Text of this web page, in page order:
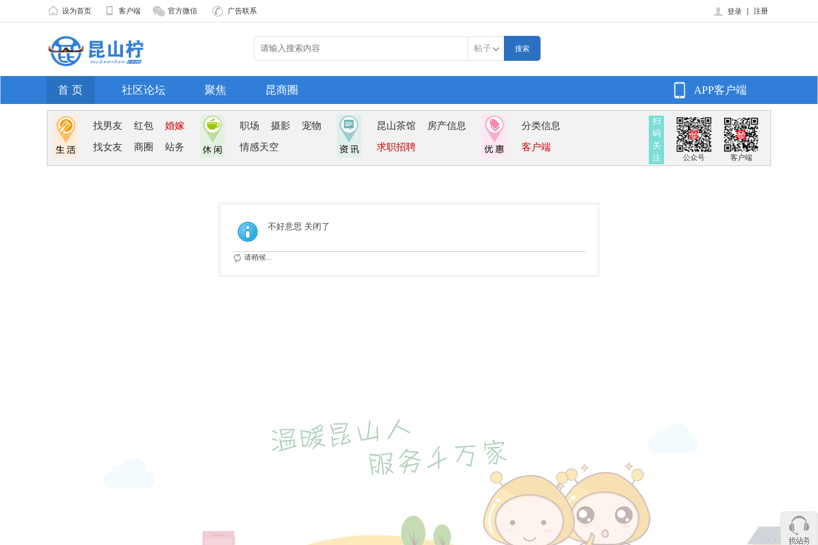
设为首页 客户端 官方微信 广告联系 登录 注册
帖子
首 页 社区论坛 聚焦 昆商圈 APP客户端
找男友 红包 婚嫁
找女友 商圈 站务
职场 摄影 宠物
情感天空
昆山茶馆 房产信息
求职招聘
分类信息
客户端
扫
码
关
注
公众号 客户端
不好意思 关闭了
请稍候...